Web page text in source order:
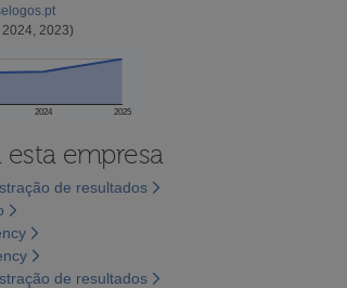
2023)
2024 2025
empresa
de resultados
de resultados